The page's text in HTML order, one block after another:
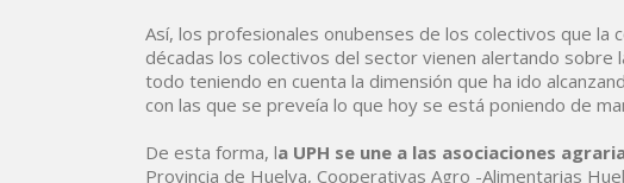
Así, los profesionales onubenses de los colectivos que la
décadas los colectivos del sector vienen alertando sobre
todo teniendo en cuenta la dimensión que ha ido
con las que se preveía lo que hoy se está poniendo de
De esta forma, la UPH se une a las asociaciones
Provincia de Huelva, Cooperativas Agro -Alimentarias